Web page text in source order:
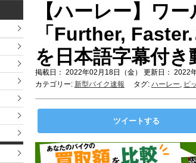
【ハーレー】ワ
「Further,
を日本語字幕付き
掲載日： 2022年02月18日（金） 更新日： 2022
カテゴリー: 新型バイク速報 タグ: ハーレー, ピ
ツイートする